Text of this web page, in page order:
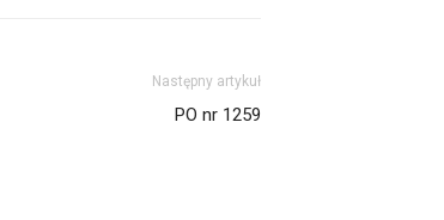
Następny artykuł
PO nr 1259